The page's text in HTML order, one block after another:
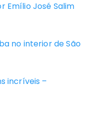
Emílio José Salim
no interior de São
incríveis –